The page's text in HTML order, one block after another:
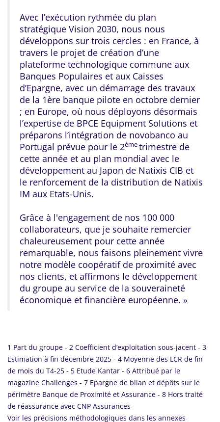
Avec l’exécution rythmée du plan
stratégique Vision 2030, nous nous
développons sur trois cercles : en France, à
travers le projet de création d’une
plateforme technologique commune aux
Banques Populaires et aux Caisses
d’Epargne, avec un démarrage des travaux
de la 1ère banque pilote en octobre dernier
; en Europe, où nous déployons désormais
l’expertise de BPCE Equipment Solutions et
préparons l’intégration de novobanco au
Portugal prévue pour le 2èmetrimestre de
cette année et au plan mondial avec le
développement au Japon de Natixis CIB et
le renforcement de la distribution de Natixis
IM aux Etats-Unis.
Grâce à l'engagement de nos 100 000
collaborateurs, que je souhaite remercier
chaleureusement pour cette année
remarquable, nous faisons pleinement vivre
notre modèle coopératif de proximité avec
nos clients, et affirmons le développement
du groupe au service de la souveraineté
économique et financière européenne. »
1 Part du groupe - 2 Coefficient d’exploitation sous-jacent - 3
Estimation à fin décembre 2025 - 4 Moyenne des LCR de fin
de mois du T4-25 - 5 Etude Kantar - 6 Attribué par le
magazine Challenges - 7 Epargne de bilan et dépôts sur le
périmètre Banque de Proximité et Assurance - 8 Hors traité
de réassurance avec CNP Assurances
Voir les précisions méthodologiques dans les annexes